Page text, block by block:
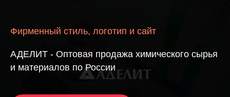
Фирменный стиль, логотип и сайт
АДЕЛИТ - Оптовая продажа химического сырья
и материалов по России